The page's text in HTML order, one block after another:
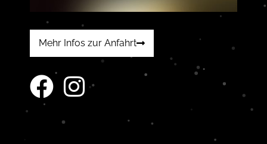
Mehr Infos zur Anfahrt